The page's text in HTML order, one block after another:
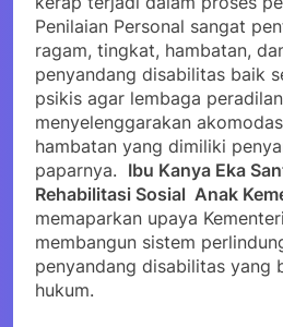
Penilaian Personal sangat
ragam, tingkat, hambatan,
penyandang disabilitas baik
psikis agar lembaga
menyelenggarakan
hambatan yang dimiliki
paparnya. Ibu Kanya Eka
Rehabilitasi Sosial Anak
memaparkan upaya
membangun sistem
penyandang disabilitas yang
hukum.